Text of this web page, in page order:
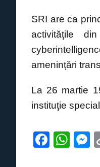
SRI are ca
activităţile
amenințări
La 26 martie
instituţie
F
W